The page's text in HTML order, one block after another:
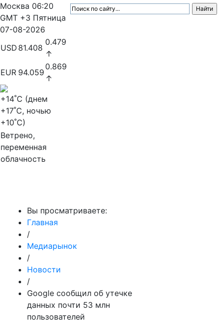
Москва 06:20
GMT +3 Пятница
07-08-2026
USD 81.408
0.479
↑
EUR 94.059
0.869
↑
+14˚C (днем
+17˚C, ночью
+10˚C)
Ветрено,
переменная
облачность
Вы просматриваете:
Главная
/
Медиарынок
/
Новости
/
Google сообщил об утечке
данных почти 53 млн
пользователей